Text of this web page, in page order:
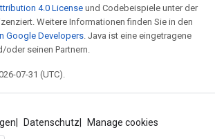
4.0 License und Codebeispiele unter der
Weitere Informationen finden Sie in den
Google Developers. Java ist eine eingetragene
oder seinen Partnern.
07-31 (UTC).
Datenschutz Manage cookies